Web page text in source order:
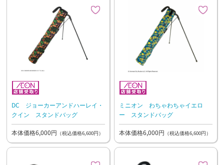
DC ジョーカーアンドハーレイ・
クイン スタンドバッグ
本体価格6,000円 （税込価格6,600円）
ミニオン わちゃわちゃイエロ
ー スタンドバッグ
本体価格6,000円 （税込価格6,600円）